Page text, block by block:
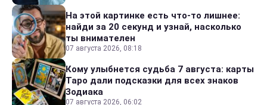
На этой картинке есть что-то лишнее:
найди за 20 секунд и узнай, насколько
ты внимателен
07 августа 2026, 08:18
Кому улыбнется судьба 7 августа: карты
Таро дали подсказки для всех знаков
Зодиака
07 августа 2026, 06:02